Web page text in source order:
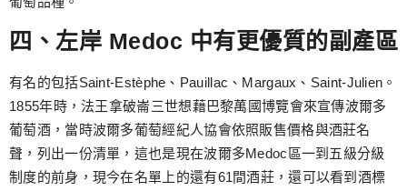
四、左岸 Medoc 中有更優質的副產區
有名的包括Saint-Estèphe、Pauillac、Margaux、Saint-Julien。
1855年時，法王拿破崙三世想藉巴黎萬國博覽會來宣傳波爾多
葡萄酒，當時波爾多葡萄經紀人協會依照販售價格與酒莊名
聲，列出一份清單，這也是現在波爾多Medoc區一到五級分級
制度的前身，現今在名單上的還有61間酒莊，還可以看到酒標